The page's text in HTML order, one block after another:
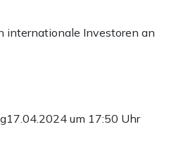
internationale Investoren an
17.04.2024 um 17:50 Uhr